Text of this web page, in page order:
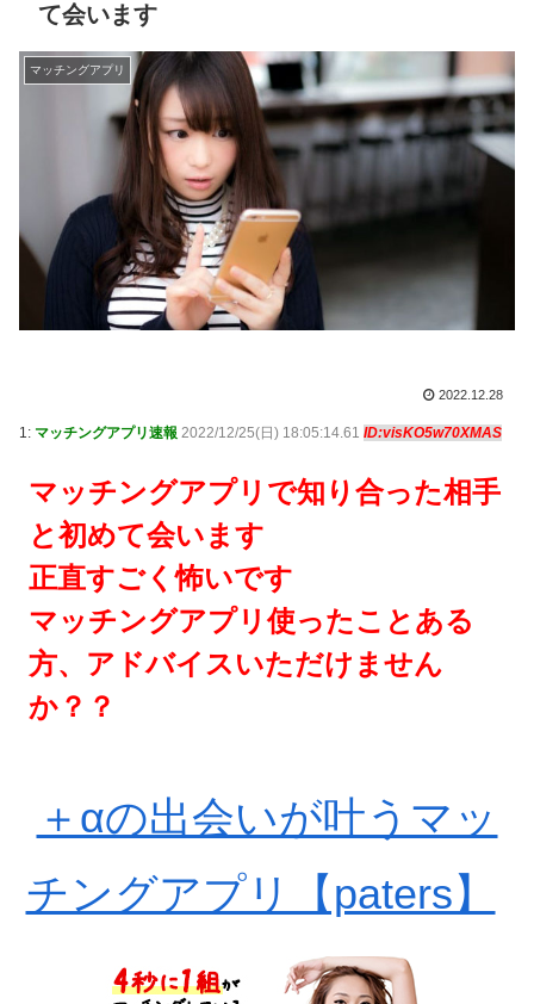
て会います
マッチングアプリ
2022.12.28
1: マッチングアプリ速報 2022/12/25(日) 18:05:14.61 ID:visKO5w70XMAS
マッチングアプリで知り合った相手
と初めて会います
正直すごく怖いです
マッチングアプリ使ったことある
方、アドバイスいただけません
か？？
＋αの出会いが叶うマッ
チングアプリ【paters】